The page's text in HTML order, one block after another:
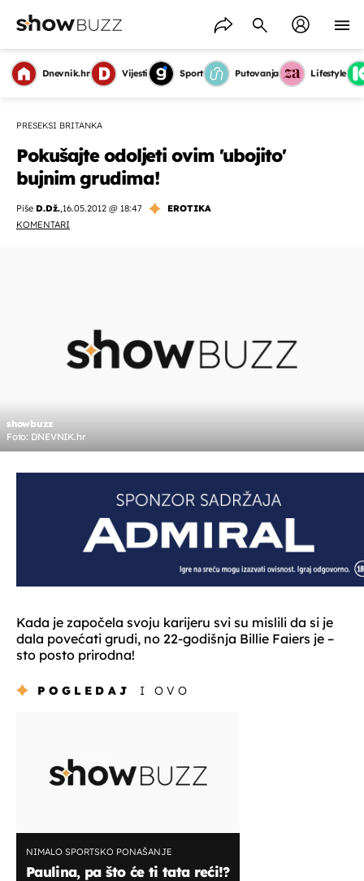
Dnevnik.hr Vijesti Sport Putovanja Lifestyle
PRESEKSI BRITANKA
Pokušajte odoljeti ovim 'ubojito'
bujnim grudima!
Piše D.Dž.,16.05.2012 @ 18:47
EROTIKA
KOMENTARI
showbuzz
Foto: DNEVNIK.hr
Kada je započela svoju karijeru svi su mislili da si je
dala povećati grudi, no 22-godišnja Billie Faiers je –
sto posto prirodna!
POGLEDAJ I OVO
NIMALO SPORTSKO PONAŠANJE
Paulina, pa što će ti tata reći!?